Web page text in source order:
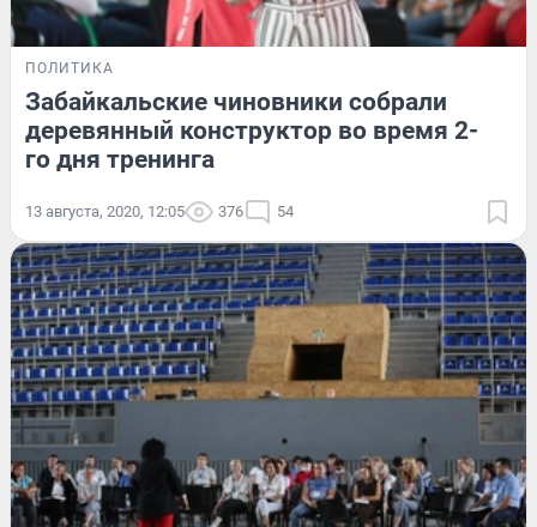
ПОЛИТИКА
Забайкальские чиновники собрали
деревянный конструктор во время 2-
го дня тренинга
13 августа, 2020, 12:05 376 54